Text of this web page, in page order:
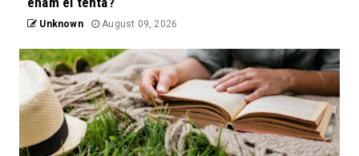
Unknown August 09, 2026